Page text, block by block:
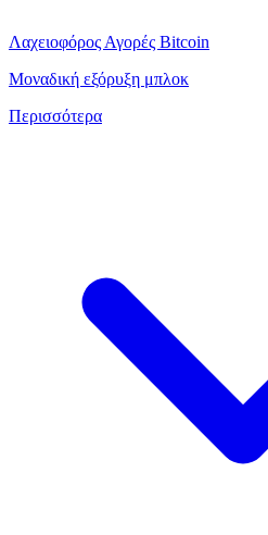
Λαχειοφόρος Αγορές Bitcoin
Μοναδική εξόρυξη μπλοκ
Περισσότερα